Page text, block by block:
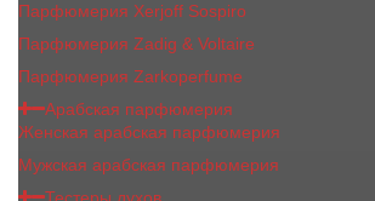
Парфюмерия Xerjoff Sospiro
Парфюмерия Zadig & Voltaire
Парфюмерия Zarkoperfume
Арабская парфюмерия
Женская арабская парфюмерия
Мужская арабская парфюмерия